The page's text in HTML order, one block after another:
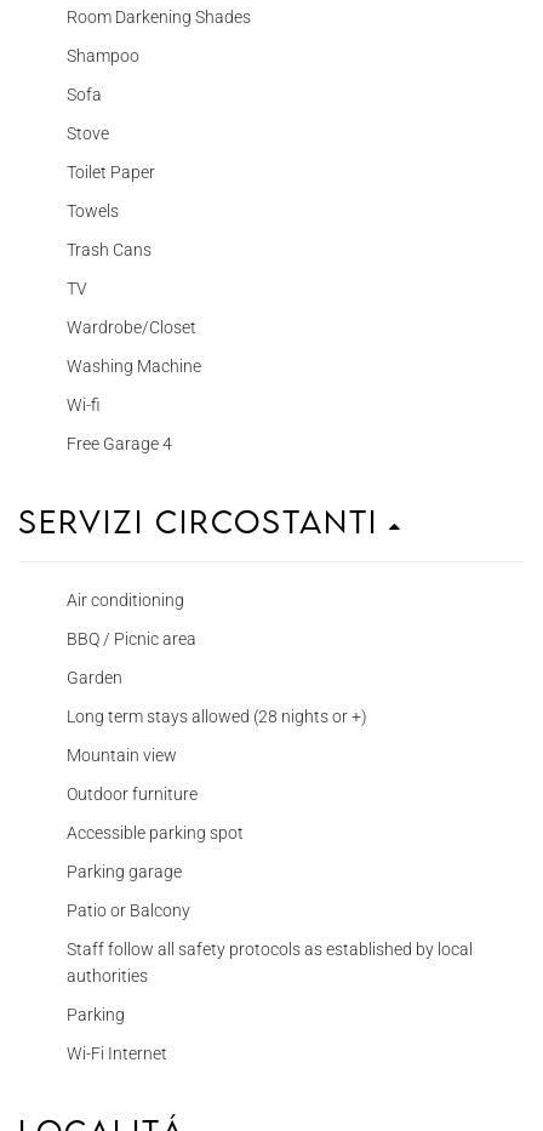
Room Darkening Shades
Shampoo
Sofa
Stove
Toilet Paper
Towels
Trash Cans
TV
Wardrobe/Closet
Washing Machine
Wi-fi
Free Garage 4
Servizi circostanti
Air conditioning
BBQ / Picnic area
Garden
Long term stays allowed (28 nights or +)
Mountain view
Outdoor furniture
Accessible parking spot
Parking garage
Patio or Balcony
Staff follow all safety protocols as established by local
authorities
Parking
Wi-Fi Internet